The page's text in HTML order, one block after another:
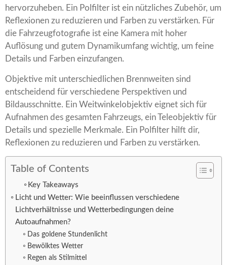
hervorzuheben. Ein Polfilter ist ein nützliches Zubehör, um
Reflexionen zu reduzieren und Farben zu verstärken. Für
die Fahrzeugfotografie ist eine Kamera mit hoher
Auflösung und gutem Dynamikumfang wichtig, um feine
Details und Farben einzufangen.
Objektive mit unterschiedlichen Brennweiten sind
entscheidend für verschiedene Perspektiven und
Bildausschnitte. Ein Weitwinkelobjektiv eignet sich für
Aufnahmen des gesamten Fahrzeugs, ein Teleobjektiv für
Details und spezielle Merkmale. Ein Polfilter hilft dir,
Reflexionen zu reduzieren und Farben zu verstärken.
Table of Contents
Key Takeaways
Licht und Wetter: Wie beeinflussen verschiedene
Lichtverhältnisse und Wetterbedingungen deine
Autoaufnahmen?
Das goldene Stundenlicht
Bewölktes Wetter
Regen als Stilmittel